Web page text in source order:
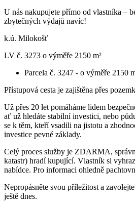
U nás nakupujete přímo od vlastníka –
zbytečných výdajů navíc!
k.ú. Milokošť
LV č. 3273 o výměře 2150 m²
Parcela č. 3247 - o výměře 2150
Přístupová cesta je zajištěna přes
Už přes 20 let pomáháme lidem
ať už hledáte stabilní investici, nebo
se k těm, kteří vsadili na jistotu a
investice pevné základy.
Celý proces služby je ZDARMA,
katastr) hradí kupující. Vlastník si
nabídce. Pro informaci ohledně
Nepropásněte svou příležitost a
ještě dnes.